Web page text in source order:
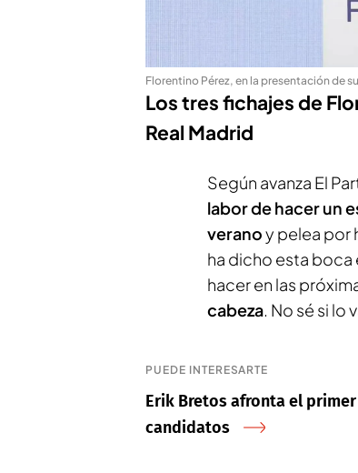
Florentino Pérez, en la presentación de
Los tres fichajes de
Real Madrid
Según avanza El
labor de hacer un
veranoy pelea por
ha dicho esta boca
hacer en las
cabeza. No sé si lo
PUEDE INTERESARTE
Erik Bretos afronta el
candidatos